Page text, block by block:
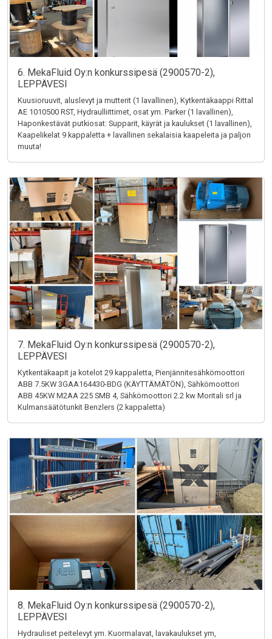
6. MekaFluid Oy:n konkurssipesä (2900570-2),
LEPPÄVESI
Kuusioruuvit, aluslevyt ja mutterit (1 lavallinen), Kytkentäkaappi Rittal
AE 1010500 RST, Hydraulliittimet, osat ym. Parker (1 lavallinen),
Haponkestävät putkiosat: Supparit, käyrät ja kaulukset (1 lavallinen),
Kaapelikelat 9 kappaletta + lavallinen sekalaisia kaapeleita ja paljon
muuta!
7. MekaFluid Oy:n konkurssipesä (2900570-2),
LEPPÄVESI
Kytkentäkaapit ja kotelot 29 kappaletta, Pienjännitesähkömoottori
ABB 7.5KW 3GAA164430-BDG (KÄYTTÄMÄTÖN), Sähkömoottori
ABB 45KW M2AA 225 SMB 4, Sähkömoottori 2.2 kw Moritali srl ja
Kulmansäätötunkit Benzlers (2 kappaletta)
8. MekaFluid Oy:n konkurssipesä (2900570-2),
LEPPÄVESI
Hydrauliset peitelevyt ym. Kuormalavat, lavakaulukset ym,